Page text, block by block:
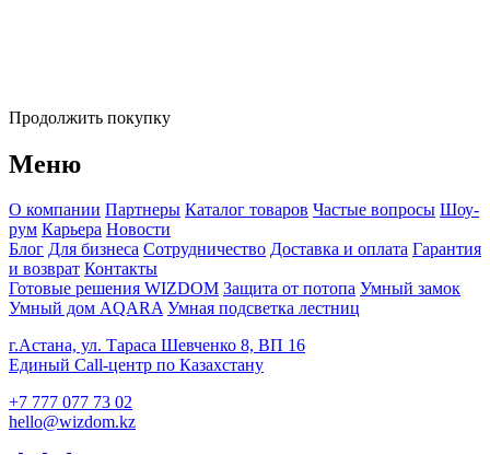
Продолжить покупку
Меню
О компании Партнеры Каталог товаров Частые вопросы Шоу-
рум Карьера Новости
Блог Для бизнеса Сотрудничество Доставка и оплата Гарантия
и возврат Контакты
Готовые решения WIZDOM Защита от потопа Умный замок
Умный дом AQARA Умная подсветка лестниц
г.Астана, ул. Тараса Шевченко 8, ВП 16
Единый Call-центр по Казахстану
+7 777 077 73 02
hello@wizdom.kz